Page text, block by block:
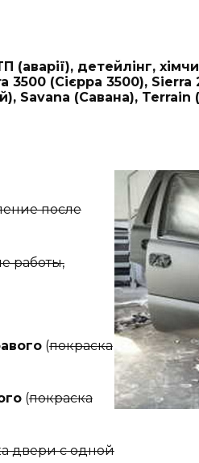
детейлінг,
3500 (Сієрра 3500),
Savana (Савана), Terrain
после
работы,
(покраска
(покраска
двери с одной